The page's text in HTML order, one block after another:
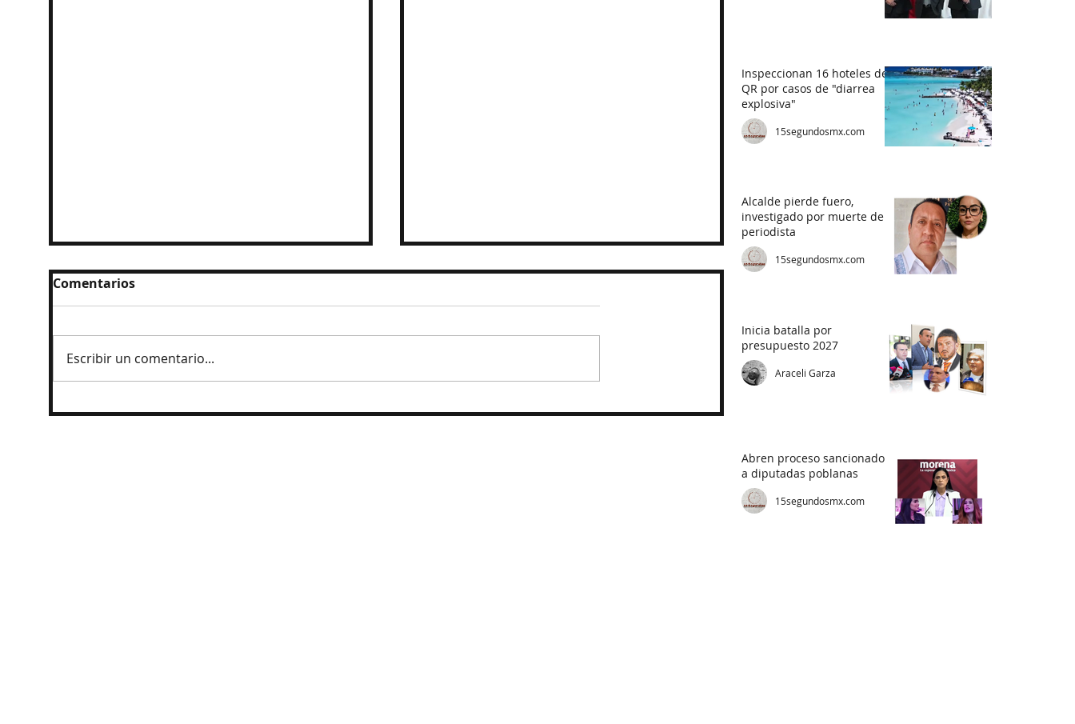
Comentarios
Escribir un comentario...
Inspeccionan 16 hoteles de
QR por casos de "diarrea
explosiva"
15segundosmx.com
Alcalde pierde fuero,
investigado por muerte de
periodista
15segundosmx.com
Inicia batalla por
presupuesto 2027
Araceli Garza
Abren proceso sancionador
a diputadas poblanas
15segundosmx.com